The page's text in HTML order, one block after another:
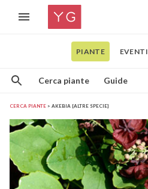
PIANTE EVENTI
Cerca piante Guide
CERCA PIANTE AKEBIA [ALTRE SPECIE]